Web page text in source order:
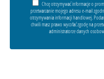
Chcę otrzymywać informacje o
przetwarzanie mojego adresu e-mail
otrzymywania informacji handlowej.
chwili masz prawo wycofać zgodę na
administratorze danych